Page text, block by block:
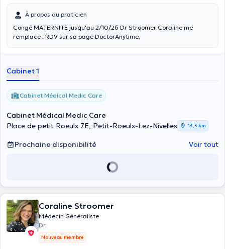
À propos du praticien
Congé MATERNITE jusqu'au 2/10/26 Dr Stroomer Coraline me
remplace : RDV sur sa page DoctorAnytime.
Cabinet 1
Cabinet Médical Medic Care
Cabinet Médical Medic Care
Place de petit Roeulx 7E, Petit-Roeulx-Lez-Nivelles
13,3 km
Prochaine disponibilité Voir tout
Coraline Stroomer
Médecin Généraliste
Dr.
Nouveau membre